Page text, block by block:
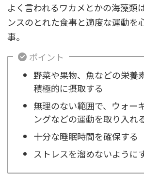
よく言われるワカメとかの海藻類
ンスのとれた食事と適度な運動を
事。
ポイント
野菜や果物、魚などの栄養
積極的に摂取する
無理のない範囲で、ウォー
ングなどの運動を取り入れ
十分な睡眠時間を確保する
ストレスを溜めないように